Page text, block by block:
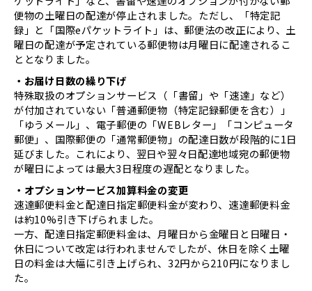
便物の土曜日の配達が停止されました。ただし、「特定記
録」と「国際eパケットライト」は、郵便法の改正により、土
曜日の配達が予定されている郵便物は月曜日に配達されるこ
ととなりました。
・お届け日数の繰り下げ
特殊取扱のオプションサービス（「書留」や「速達」など）
が付加されていない「普通郵便物（特定記録郵便を含む）」
「ゆうメール」、電子郵便の「WEBレター」「コンピュータ
郵便」、国際郵便の「通常郵便物」の配達日数が段階的に1日
延びました。これにより、翌日や翌々日配達地域宛の郵便物
が曜日によっては最大3日程度の遅配となりました。
・オプションサービス加算料金の変更
速達郵便料金と配達日指定郵便料金が変わり、速達郵便料金
は約10%引き下げられました。
一方、配達日指定郵便料金は、月曜日から金曜日と日曜日・
休日について改定は行われませんでしたが、休日を除く土曜
日の料金は大幅に引き上げられ、32円から210円になりまし
た。